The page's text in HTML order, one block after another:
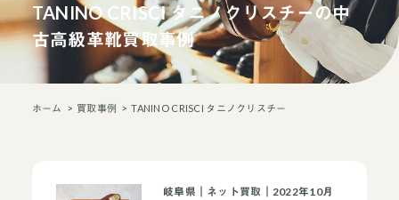
TANINO CRISCI タニノクリスチーの中
古高級革靴買取事例
ホーム 買取事例 TANINO CRISCI タニノクリスチー
岐阜県｜ネット買取｜2022年10月